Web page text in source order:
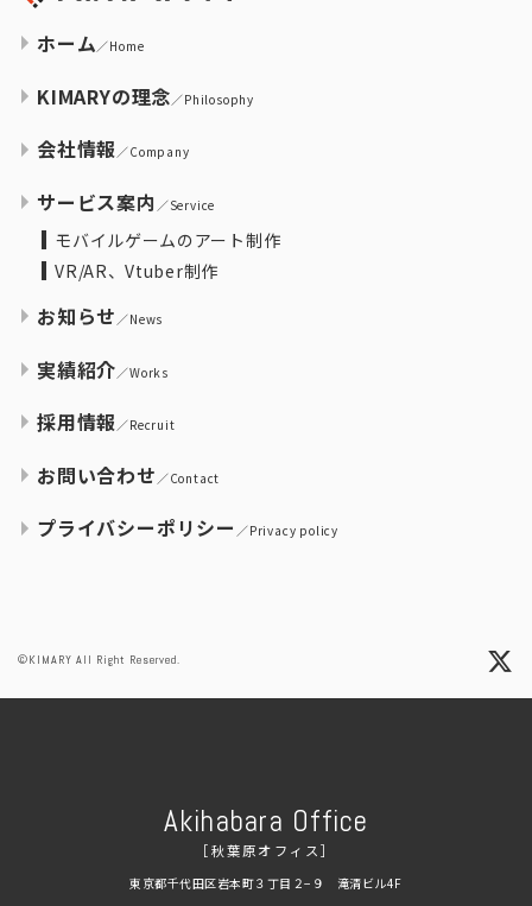
ホーム／Home
KIMARYの理念 ／Philosophy
会社情報／Company
サービス案内 ／Service
モバイルゲームのアート制作
VR/AR、Vtuber制作
お知らせ ／News
実績紹介 ／Works
採用情報／Recruit
お問い合わせ ／Contact
プライバシーポリシー ／Privacy policy
©KIMARY All Right Reserved.
Akihabara Office
［秋葉原オフィス］
東京都千代田区岩本町３丁目２−９ 滝清ビル4F